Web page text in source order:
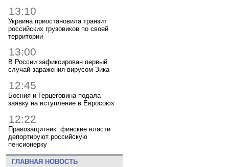
13:10
Украина приостановила транзит
российских грузовиков по своей
территории
13:00
В России зафиксирован первый
случай заражения вирусом Зика
12:45
Босния и Герцеговина подала
заявку на вступление в Евросоюз
12:22
Правозащитник: финские власти
депортируют российскую
пенсионерку
ГЛАВНАЯ НОВОСТЬ